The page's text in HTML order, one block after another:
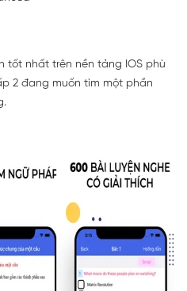
tốt nhất trên nền tảng IOS phù
2 đang muốn tìm một phần